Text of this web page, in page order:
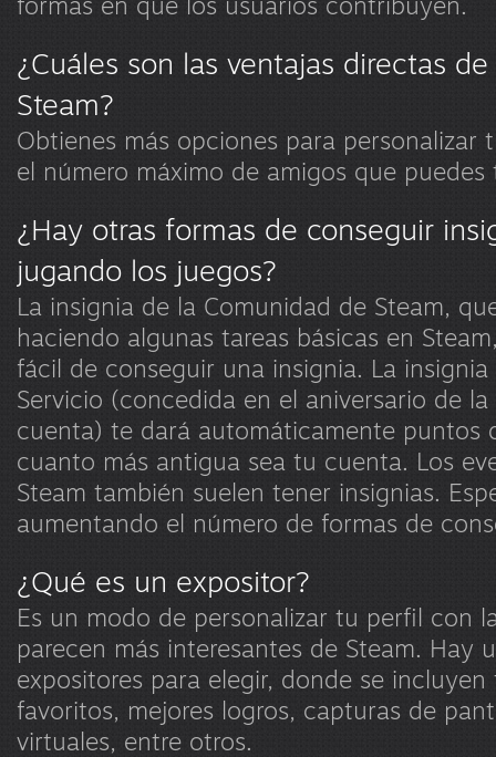
¿Cuáles son las ventajas directas
Steam?
Obtienes más opciones para personalizar
el número máximo de amigos que
¿Hay otras formas de conseguir
jugando los juegos?
La insignia de la Comunidad de Steam,
haciendo algunas tareas básicas en
fácil de conseguir una insignia. La
Servicio (concedida en el aniversario de
cuenta) te dará automáticamente puntos
cuanto más antigua sea tu cuenta. Los
Steam también suelen tener insignias.
aumentando el número de formas de
¿Qué es un expositor?
Es un modo de personalizar tu perfil con
parecen más interesantes de Steam. Hay
expositores para elegir, donde se incluyen
favoritos, mejores logros, capturas de
virtuales, entre otros.